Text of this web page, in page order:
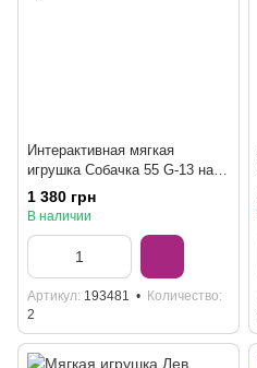
Интерактивная мягкая
игрушка Собачка 55 G-13 на
поводке
1 380 грн
В наличии
Артикул 193481
Количество
2